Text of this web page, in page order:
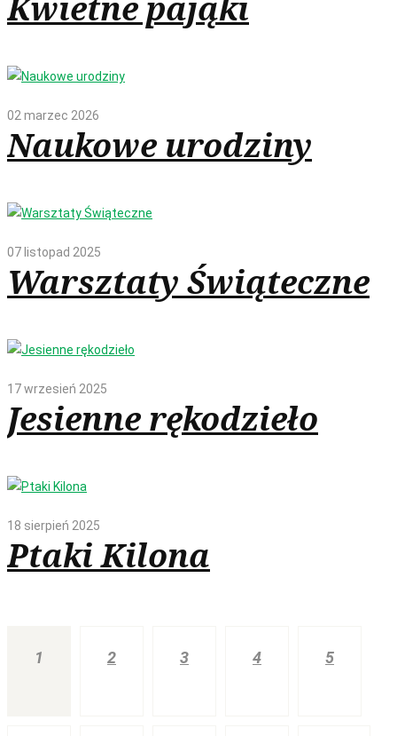
02 marzec 2026
Naukowe urodziny
07 listopad 2025
Warsztaty Świąteczne
17 wrzesień 2025
Jesienne rękodzieło
18 sierpień 2025
Ptaki Kilona
1 2 3 4 5